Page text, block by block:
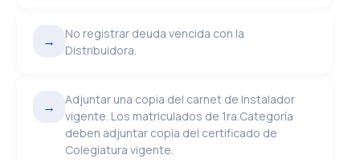
→
No registrar deuda vencida con la
Distribuidora.
→
Adjuntar una copia del carnet de Instalador
vigente. Los matriculados de 1ra.Categoría
deben adjuntar copia del certificado de
Colegiatura vigente.